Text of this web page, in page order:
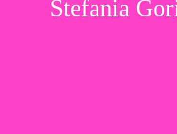
Stefania